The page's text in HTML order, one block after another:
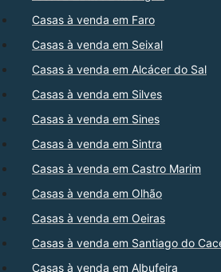
Casas à venda em Faro
Casas à venda em Seixal
Casas à venda em Alcácer do Sal
Casas à venda em Silves
Casas à venda em Sines
Casas à venda em Sintra
Casas à venda em Castro Marim
Casas à venda em Olhão
Casas à venda em Oeiras
Casas à venda em Santiago do
Casas à venda em Albufeira